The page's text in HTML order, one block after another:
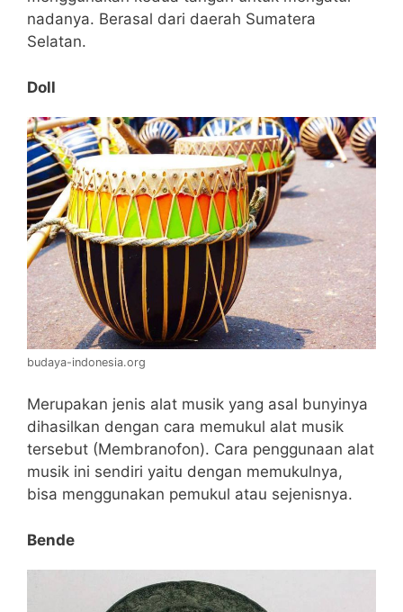
nadanya. Berasal dari daerah Sumatera
Selatan.
Doll
budaya-indonesia.org
Merupakan jenis alat musik yang asal bunyinya
dihasilkan dengan cara memukul alat musik
tersebut (Membranofon). Cara penggunaan alat
musik ini sendiri yaitu dengan memukulnya,
bisa menggunakan pemukul atau sejenisnya.
Bende